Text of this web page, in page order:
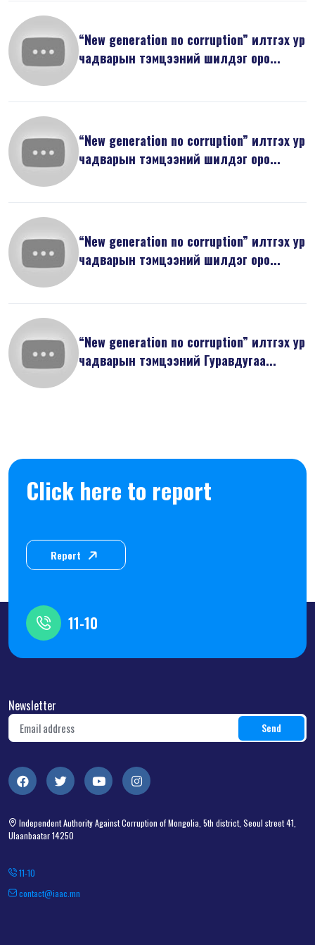
“New generation no corruption” илтгэх ур
чадварын тэмцээний шилдэг оро...
“New generation no corruption” илтгэх ур
чадварын тэмцээний шилдэг оро...
“New generation no corruption” илтгэх ур
чадварын тэмцээний шилдэг оро...
“New generation no corruption” илтгэх ур
чадварын тэмцээний Гуравдугаа...
Click here to report
Report
11-10
Newsletter
Independent Authority Against Corruption of Mongolia, 5th district, Seoul street 41,
Ulaanbaatar 14250
11-10
contact@iaac.mn